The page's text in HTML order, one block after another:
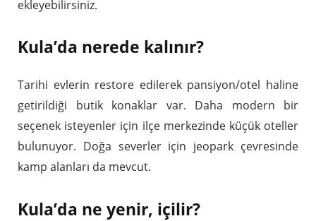
ekleyebilirsiniz.
Kula’da nerede kalınır?
Tarihi evlerin restore edilerek pansiyon/otel haline
getirildiği butik konaklar var. Daha modern bir
seçenek isteyenler için ilçe merkezinde küçük oteller
bulunuyor. Doğa severler için jeopark çevresinde
kamp alanları da mevcut.
Kula’da ne yenir, içilir?